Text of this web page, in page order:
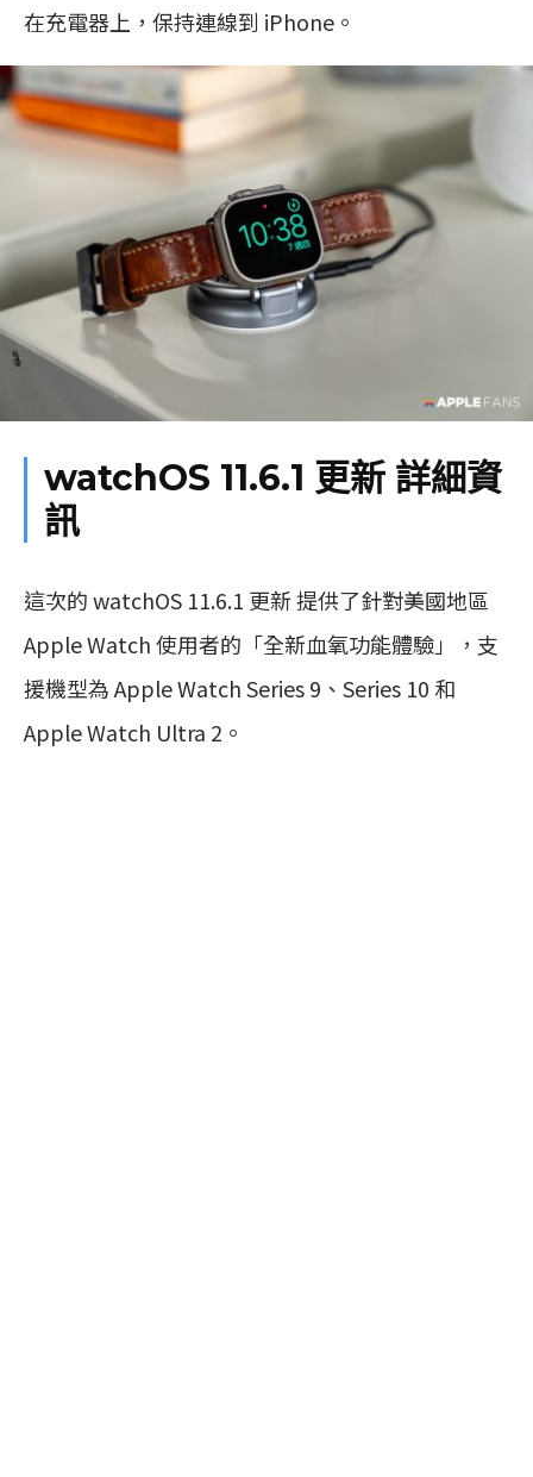
在充電器上，保持連線到 iPhone。
watchOS 11.6.1 更新 詳細資
訊
這次的 watchOS 11.6.1 更新 提供了針對美國地區
Apple Watch 使用者的「全新血氧功能體驗」，支
援機型為 Apple Watch Series 9、Series 10 和
Apple Watch Ultra 2。